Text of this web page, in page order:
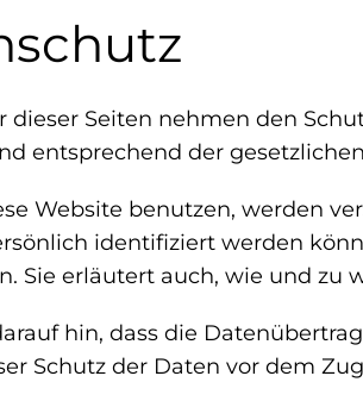
dieser Seiten nehmen den
entsprechend der
Website benutzen, werden
identifiziert werden
Sie erläutert auch, wie und zu
hin, dass die
Schutz der Daten vor dem